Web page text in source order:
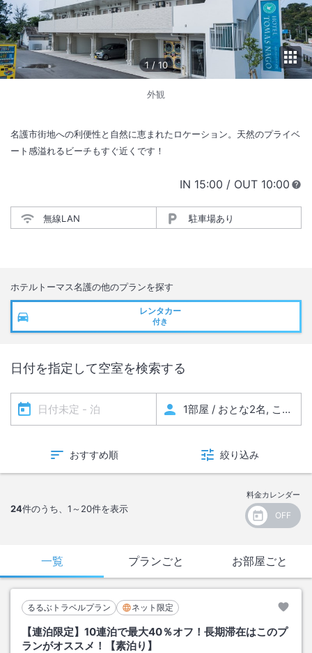
1 / 10
外観
名護市街地への利便性と自然に恵まれたロケーション。天然のプライベ
ート感溢れるビーチもすぐ近くです！
IN チェックイン
15:00 / OUT チェック
10:00
無線LAN 駐車場あり
ホテルトーマス名護の他のプランを探す
レンタカー
付き
日付を指定して空室を検索する
おすすめ順 絞り込み
24件のうち、 1～20件を表示
料金カレンダー
一覧 プランごと お部屋ごと
るるぶトラベルプラン ネット限定
【連泊限定】10連泊で最大40％オフ！長期滞在はこのプ
ランがオススメ！【素泊り】